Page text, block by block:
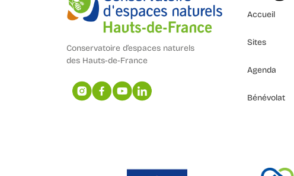
Conservatoire d’espaces naturels
des Hauts-de-France
Accueil
Sites
Agenda
Bénévolat